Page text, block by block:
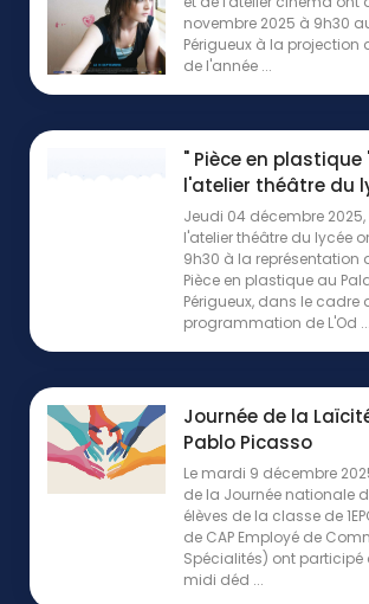
novembre 2025 à 9h30
Périgueux à la projection
de l'année ...
" Pièce en plastique
l'atelier théâtre du
Jeudi 04 décembre 2025,
l'atelier théâtre du lycée
9h30 à la représentation
Pièce en plastique au
Périgueux, dans le cadre
programmation de L'Od ...
Journée de la
Pablo Picasso
Le mardi 9 décembre
de la Journée nationale
élèves de la classe de
de CAP Employé de
Spécialités) ont participé
midi déd ...